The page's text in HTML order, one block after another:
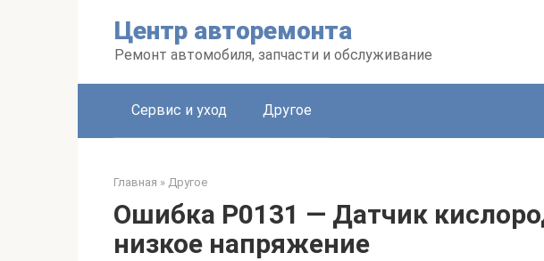
Центр авторемонта
Ремонт автомобиля, запчасти и обслуживание
Сервис и уход Другое
Главная » Другое
Ошибка P0131 — Датчик
низкое напряжение